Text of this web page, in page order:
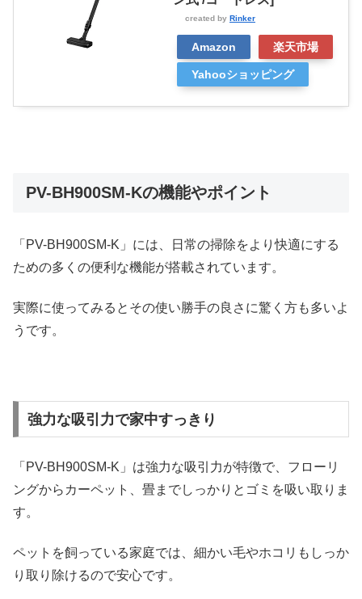
created by Rinker
Amazon 楽天市場
Yahooショッピング
PV-BH900SM-Kの機能やポイント
「PV-BH900SM-K」には、日常の掃除をより快適にする
ための多くの便利な機能が搭載されています。
実際に使ってみるとその使い勝手の良さに驚く方も多いよ
うです。
強力な吸引力で家中すっきり
「PV-BH900SM-K」は強力な吸引力が特徴で、フローリ
ングからカーペット、畳までしっかりとゴミを吸い取りま
す。
ペットを飼っている家庭では、細かい毛やホコリもしっか
り取り除けるので安心です。